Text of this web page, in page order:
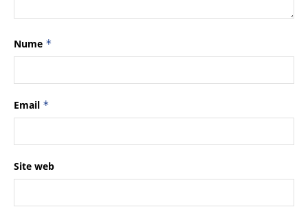
Nume *
Email *
Site web